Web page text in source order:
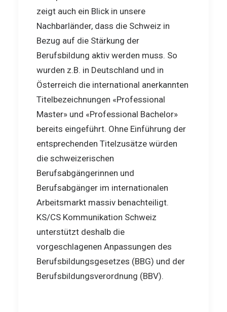
zeigt auch ein Blick in unsere
Nachbarländer, dass die Schweiz in
Bezug auf die Stärkung der
Berufsbildung aktiv werden muss. So
wurden z.B. in Deutschland und in
Österreich die international anerkannten
Titelbezeichnungen «Professional
Master» und «Professional Bachelor»
bereits eingeführt. Ohne Einführung der
entsprechenden Titelzusätze würden
die schweizerischen
Berufsabgängerinnen und
Berufsabgänger im internationalen
Arbeitsmarkt massiv benachteiligt.
KS/CS Kommunikation Schweiz
unterstützt deshalb die
vorgeschlagenen Anpassungen des
Berufsbildungsgesetzes (BBG) und der
Berufsbildungsverordnung (BBV).